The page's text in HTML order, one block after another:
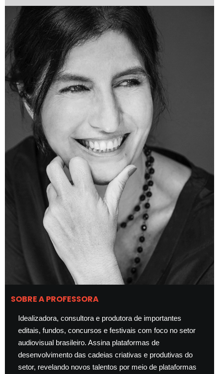
SOBRE A PROFESSORA
Idealizadora, consultora e produtora de importantes
editais, fundos, concursos e festivais com foco no setor
audiovisual brasileiro. Assina plataformas de
desenvolvimento das cadeias criativas e produtivas do
setor, revelando novos talentos por meio de plataformas